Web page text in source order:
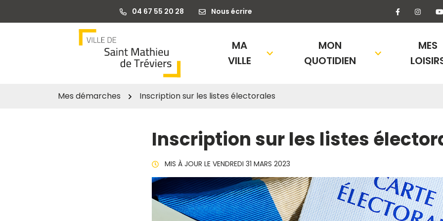
04 67 55 20 28 Nous écrire Lien vers le
Lien
MA
VILLE
MON
QUOTIDIEN
MES
Mes démarches Inscription sur les listes électorales
Inscription sur les listes
MIS À JOUR LE VENDREDI 31 MARS 2023